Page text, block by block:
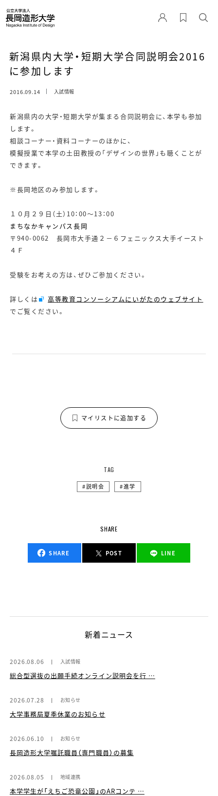
新潟県内大学・短期大学合同説明会2016
に参加します
2016.09.14 入試情報
新潟県内の大学・短期大学が集まる合同説明会に、本学も参加
します。
相談コーナー・資料コーナーのほかに、
模擬授業で本学の土田教授の「デザインの世界」も聴くことが
できます。
※長岡地区のみ参加します。
１０月２９日（土）10：00～13：00
まちなかキャンパス長岡
〒940-0062 長岡市大手通２－６フェニックス大手イースト
４Ｆ
受験をお考えの方は、ぜひご参加ください。
詳しくは
高等教育コンソーシアムにいがたのウェブサイト
でご覧ください。
マイリストに追加する
TAG
説明会 進学
SHARE
SHARE POST LINE
新着ニュース
2026.08.06 入試情報
総合型選抜の出願手続オンライン説明会を行 …
2026.07.28 お知らせ
大学事務局夏季休業のお知らせ
2026.06.10 お知らせ
長岡造形大学嘱託職員（専門職員）の募集
2026.08.05 地域連携
本学学生が「えちご恐竜公園」のARコンテ …